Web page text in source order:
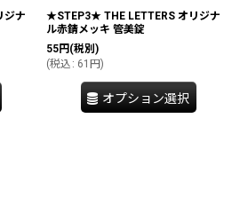
ジナ
★STEP3★ THE LETTERS オリジナ
ル赤錆メッキ 管美錠
55円 (税別)
(税込 : 61 円)
オプション選択